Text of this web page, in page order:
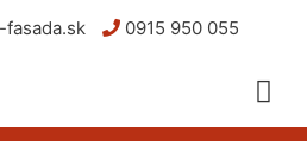
fasada.sk 0915 950 055